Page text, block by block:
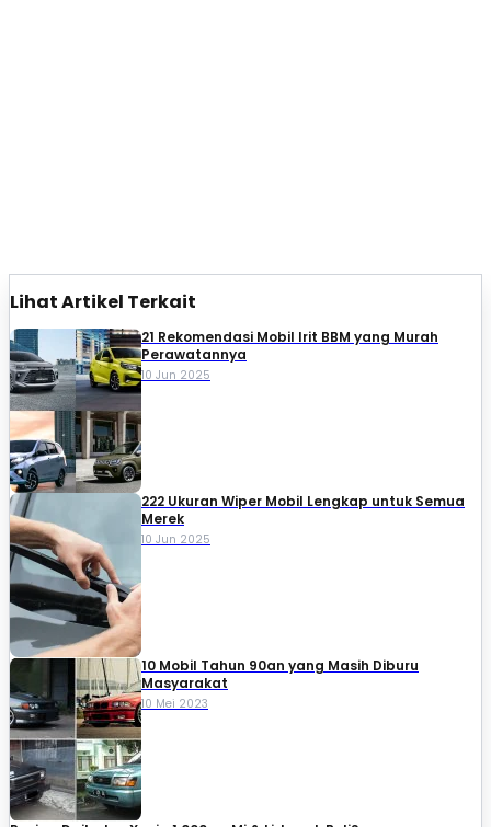
Lihat Artikel Terkait
21 Rekomendasi Mobil Irit BBM yang Murah
Perawatannya
10 Jun 2025
222 Ukuran Wiper Mobil Lengkap untuk Semua
Merek
10 Jun 2025
10 Mobil Tahun 90an yang Masih Diburu
Masyarakat
10 Mei 2023